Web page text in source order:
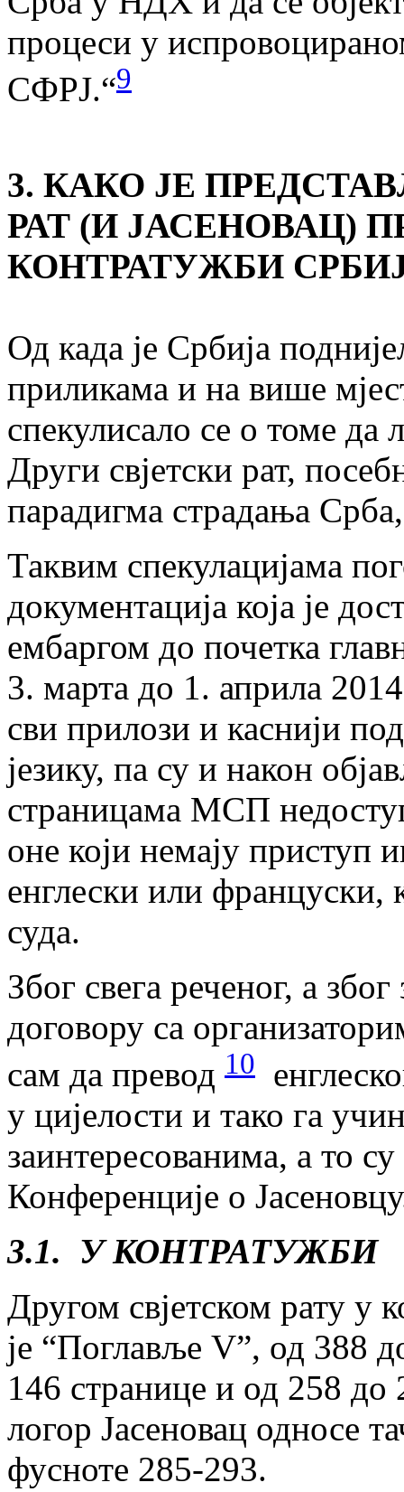
процеси у
СФРЈ.“9
3. КАКО ЈЕ
РАТ (И ЈАСЕНОВАЦ)
КОНТРАТУЖБИ
Од када је Србија
приликама и на више
спекулисало се о томе да
Други свјетски рат,
парадигма страдања
Таквим спекулацијама
документација која је
ембаргом до почетка
3. марта до 1. априла
сви прилози и каснији
језику, па су и након
страницама МСП
оне који немају приступ
енглески или француски,
суда.
Због свега реченог, а
договору са
сам да превод 10
у цијелости и тако га
заинтересованима, а то
Конференције о
3.1. У КОНТРАТУЖБИ
Другом свјетском рату у
је “Поглавље V”, од 388
146 странице и од 258 до
логор Јасеновац односе
фусноте 285-293.